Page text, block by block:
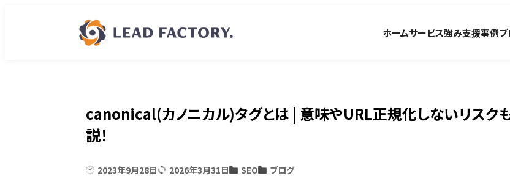
ホームサービス強み支援事例
canonical(カノニカル)タグとは | 意味やURL正規化しないリスク
説！
2023年9月28日 2026年3月31日 SEO ブログ